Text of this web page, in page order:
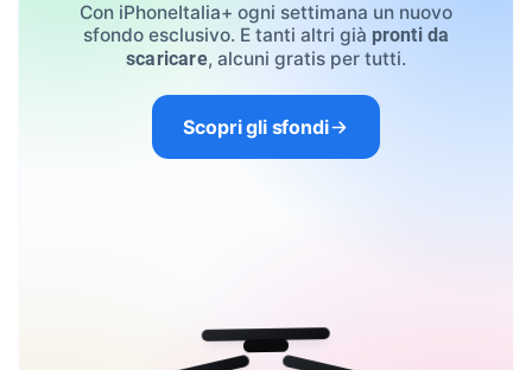
Con iPhoneItalia+ ogni settimana un nuovo
sfondo esclusivo. E tanti altri già pronti da
scaricare, alcuni gratis per tutti.
Scopri gli sfondi